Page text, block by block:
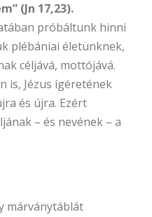
(Jn 17,23).
próbáltunk hinni
plébániai életünknek,
céljává, mottójává.
is, Jézus ígéretének
és újra. Ezért
– és nevének – a
márványtáblát